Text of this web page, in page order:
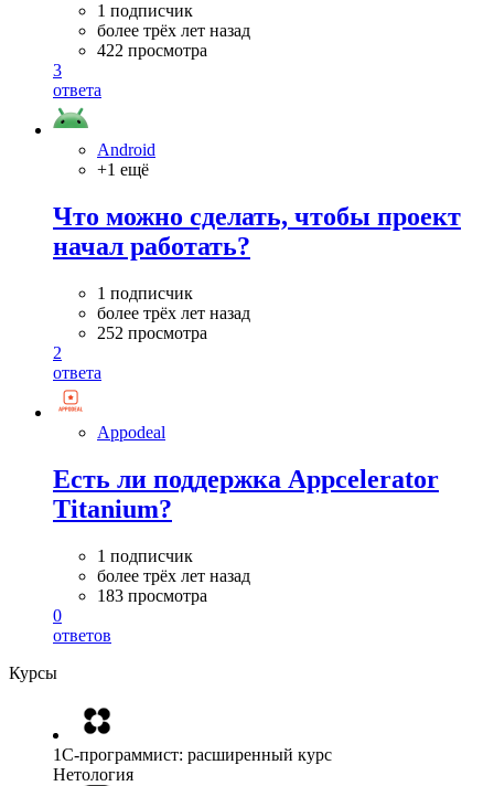
1 подписчик
более трёх лет назад
422 просмотра
3
ответа
Android
+1 ещё
Что можно сделать, чтобы проект
начал работать?
1 подписчик
более трёх лет назад
252 просмотра
2
ответа
Appodeal
Есть ли поддержка Appcelerator
Titanium?
1 подписчик
более трёх лет назад
183 просмотра
0
ответов
Курсы
1C-программист: расширенный курс
Нетология